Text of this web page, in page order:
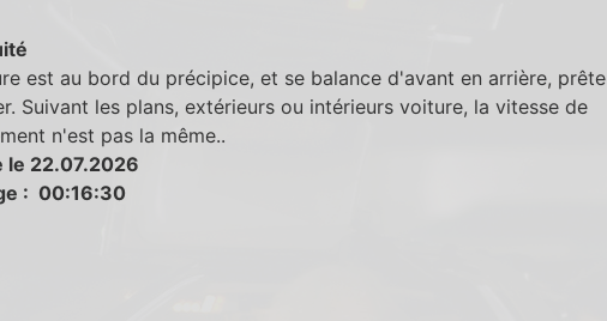
est au bord du précipice, et se balance d'avant en arrière, prête
Suivant les plans, extérieurs ou intérieurs voiture, la vitesse de
n'est pas la même..
le 22.07.2026
: 00:16:30